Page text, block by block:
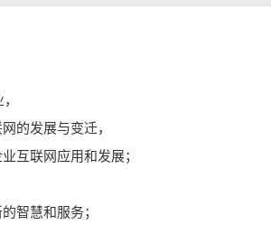
的发展与变迁，
互联网应用和发展；
智慧和服务；